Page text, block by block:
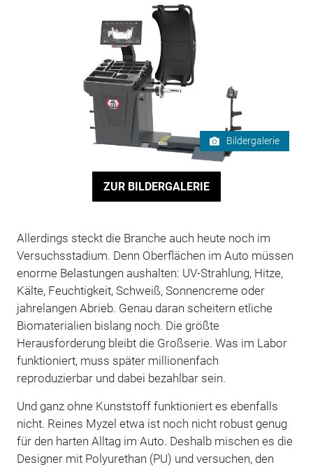
Bildergalerie
ZUR BILDERGALERIE
Allerdings steckt die Branche auch heute noch im
Versuchsstadium. Denn Oberflächen im Auto müssen
enorme Belastungen aushalten: UV-Strahlung, Hitze,
Kälte, Feuchtigkeit, Schweiß, Sonnencreme oder
jahrelangen Abrieb. Genau daran scheitern etliche
Biomaterialien bislang noch. Die größte
Herausforderung bleibt die Großserie. Was im Labor
funktioniert, muss später millionenfach
reproduzierbar und dabei bezahlbar sein.
Und ganz ohne Kunststoff funktioniert es ebenfalls
nicht. Reines Myzel etwa ist noch nicht robust genug
für den harten Alltag im Auto. Deshalb mischen es die
Designer mit Polyurethan (PU) und versuchen, den